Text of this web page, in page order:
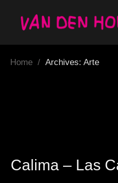
Home / Archives: Arte
Calima – Las